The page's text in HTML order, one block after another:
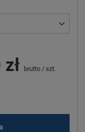
brutto / szt.